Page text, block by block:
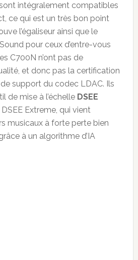
intégralement compatibles
ce qui est un très bon point
l’égaliseur ainsi que le
pour ceux d’entre-vous
C700N n’ont pas de
et donc pas la certification
de support du codec LDAC. Ils
de mise à l’échelle DSEE
Extreme, qui vient
musicaux à forte perte bien
à un algorithme d’IA